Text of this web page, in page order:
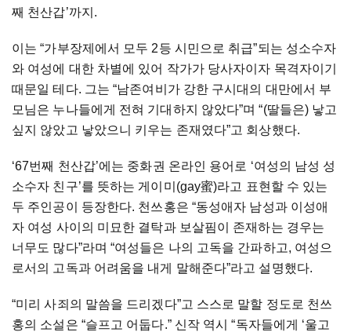
째 천산갑’까지.
이는 “가부장제에서 모두 2등 시민으로 취급”되는 성소수자
와 여성에 대한 차별에 있어 작가가 당사자이자 목격자이기
때문일 테다. 그는 “남존여비가 강한 구시대의 대만에서 부
모님은 누나들에게 전혀 기대하지 않았다”며 “(딸들은) 낳고
싶지 않았고 낳았으니 키우는 존재였다”고 회상했다.
‘67번째 천산갑’에는 중화권 온라인 용어로 ‘여성의 남성 성
소수자 친구’를 뜻하는 게이미(gay蜜)라고 표현할 수 있는
두 주인공이 등장한다. 천쓰홍은 “동성애자 남성과 이성애
자 여성 사이의 미묘한 결탁과 보살핌이 존재하는 경우는
너무도 많다”라며 “여성들은 나의 고독을 간파하고, 여성으
로서의 고독과 어려움을 내게 말해준다”라고 설명했다.
“미리 사죄의 말씀을 드리겠다”고 스스로 말할 정도로 천쓰
홍의 소설은 “슬프고 어둡다.” 신작 역시 “독자들에게 ‘울고